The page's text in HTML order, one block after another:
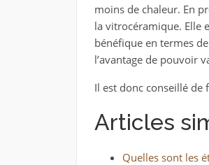
moins de chaleur. En
la vitrocéramique. Elle
bénéfique en termes
l’avantage de pouvoir
Il est donc conseillé de
Articles
Quelles sont les